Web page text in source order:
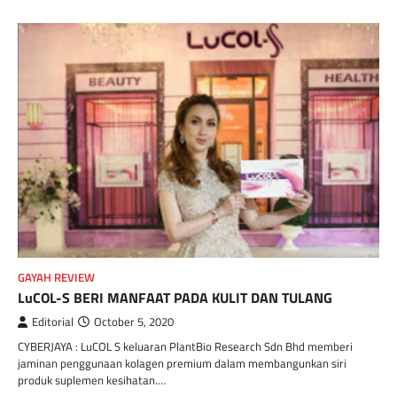
GAYAH REVIEW
LuCOL-S BERI MANFAAT PADA KULIT DAN TULANG
Editorial October 5, 2020
CYBERJAYA : LuCOL S keluaran PlantBio Research Sdn Bhd memberi
jaminan penggunaan kolagen premium dalam membangunkan siri
produk suplemen kesihatan.…